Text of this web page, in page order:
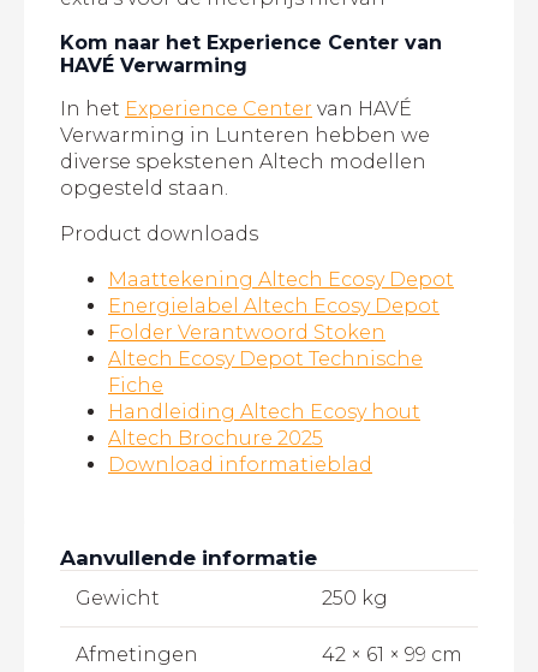
Kom naar het Experience Center van
HAVÉ Verwarming
In het Experience Center van HAVÉ
Verwarming in Lunteren hebben we
diverse spekstenen Altech modellen
opgesteld staan.
Product downloads
Maattekening Altech Ecosy Depot
Energielabel Altech Ecosy Depot
Folder Verantwoord Stoken
Altech Ecosy Depot Technische
Fiche
Handleiding Altech Ecosy hout
Altech Brochure 2025
Download informatieblad
Aanvullende informatie
Gewicht 250 kg
Afmetingen 42 × 61 × 99 cm